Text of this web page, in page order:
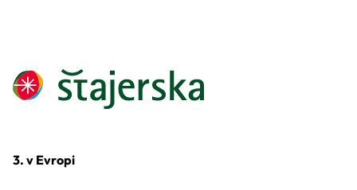
3. v Evropi